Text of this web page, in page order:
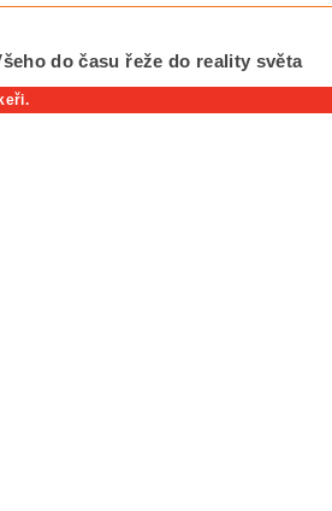
do času řeže do reality světa